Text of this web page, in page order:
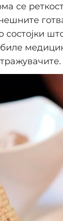
се
состојки